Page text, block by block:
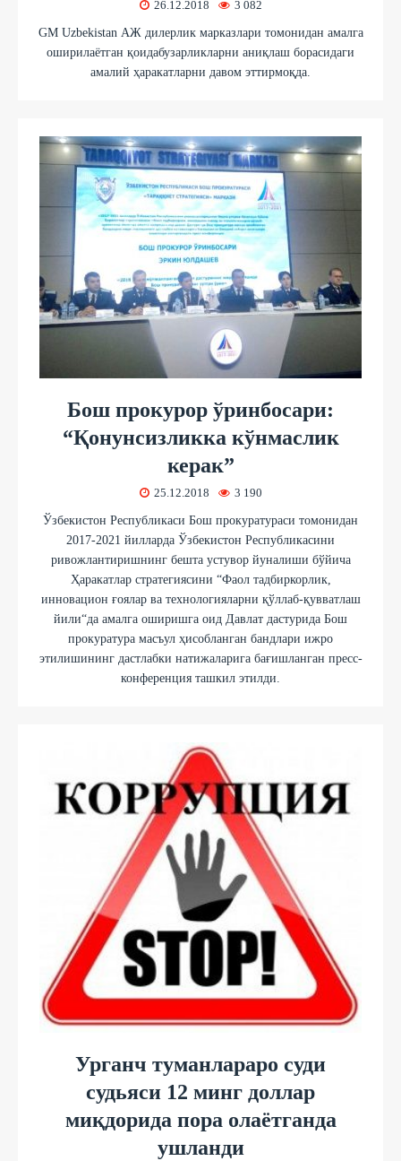
26.12.2018 3 082
GM Uzbekistan АЖ дилерлик марказлари томонидан амалга
оширилаётган қоидабузарликларни аниқлаш борасидаги
амалий ҳаракатларни давом эттирмоқда.
Бош прокурор ўринбосари:
“Қонунсизликка кўнмаслик
керак”
25.12.2018 3 190
Ўзбекистон Республикаси Бош прокуратураси томонидан
2017-2021 йилларда Ўзбекистон Республикасини
ривожлантиришнинг бешта устувор йуналиши бўйича
Ҳаракатлар стратегиясини “Фаол тадбиркорлик,
инновацион ғоялар ва технологияларни қўллаб-қувватлаш
йили“да амалга оширишга оид Давлат дастурида Бош
прокуратура масъул ҳисобланган бандлари ижро
этилишининг дастлабки натижаларига бағишланган пресс-
конференция ташкил этилди.
Урганч туманлараро суди
судьяси 12 минг доллар
миқдорида пора олаётганда
ушланди